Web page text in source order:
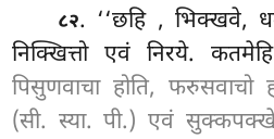
८२. ‘‘छहि , भिक्खवे,
निक्खित्तो एवं निरये.
पिसुणवाचा होति, फरुसवाचो
(सी. स्या. पी.) एवं